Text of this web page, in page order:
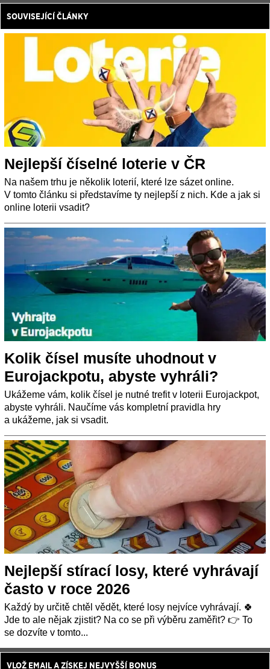
SOUVISEJÍCÍ ČLÁNKY
Nejlepší číselné loterie v ČR
Na našem trhu je několik loterií, které lze sázet online.
V tomto článku si představíme ty nejlepší z nich. Kde a jak si
online loterii vsadit?
Kolik čísel musíte uhodnout v
Eurojackpotu, abyste vyhráli?
Ukážeme vám, kolik čísel je nutné trefit v loterii Eurojackpot,
abyste vyhráli. Naučíme vás kompletní pravidla hry
a ukážeme, jak si vsadit.
Nejlepší stírací losy, které vyhrávají
často v roce 2026
Každý by určitě chtěl vědět, které losy nejvíce vyhrávají. 🍀
Jde to ale nějak zjistit? Na co se při výběru zaměřit? 👉 To
se dozvíte v tomto...
VLOŽ EMAIL A ZÍSKEJ NEJVYŠŠÍ BONUS